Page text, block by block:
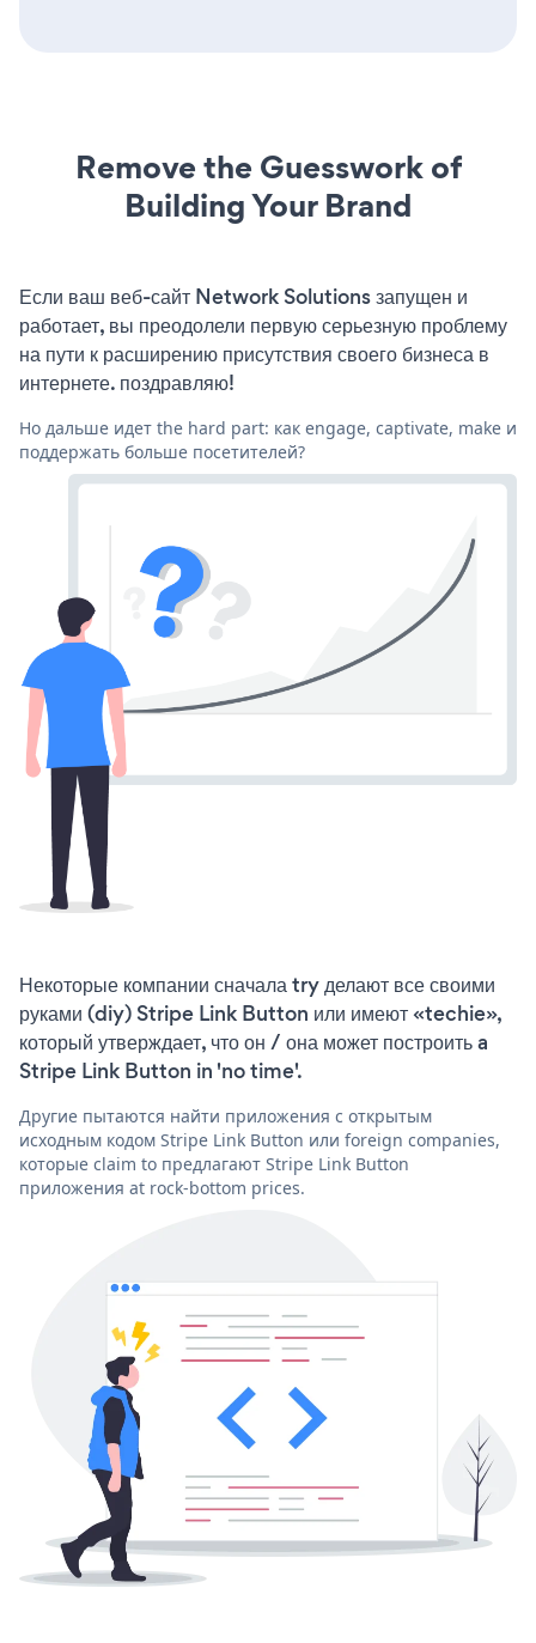
Remove the Guesswork of
Building Your Brand
Если ваш веб-сайт Network Solutions запущен и
работает, вы преодолели первую серьезную проблему
на пути к расширению присутствия своего бизнеса в
интернете. поздравляю!
Но дальше идет the hard part: как engage, captivate, make и
поддержать больше посетителей?
Некоторые компании сначала try делают все своими
руками (diy) Stripe Link Button или имеют «techie»,
который утверждает, что он / она может построить a
Stripe Link Button in 'no time'.
Другие пытаются найти приложения с открытым
исходным кодом Stripe Link Button или foreign companies,
которые claim to предлагают Stripe Link Button
приложения at rock-bottom prices.